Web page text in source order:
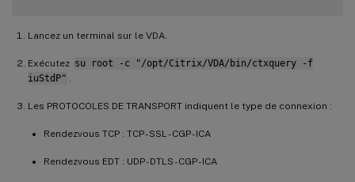
Lancez un terminal sur le VDA.
Exécutez su root -c "/opt/Citrix/VDA/bin/ctxquery -f
iuStdP"
Les PROTOCOLES DE TRANSPORT indiquent le type de connexion :
Rendezvous TCP : TCP - SSL - CGP - ICA
Rendezvous EDT : UDP - DTLS - CGP - ICA